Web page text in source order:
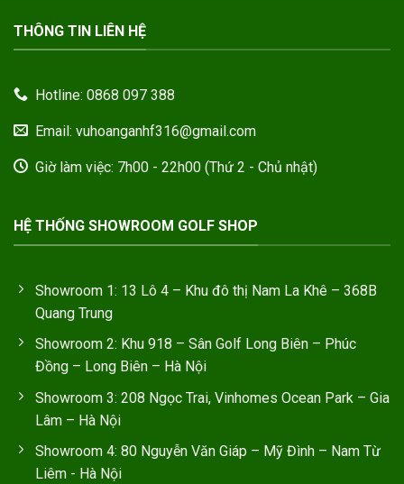
THÔNG TIN LIÊN HỆ
Hotline: 0868 097 388
Email: vuhoanganhf316@gmail.com
Giờ làm việc: 7h00 - 22h00 (Thứ 2 - Chủ nhật)
HỆ THỐNG SHOWROOM GOLF SHOP
Showroom 1: 13 Lô 4 – Khu đô thị Nam La Khê – 368B
Quang Trung
Showroom 2: Khu 918 – Sân Golf Long Biên – Phúc
Đồng – Long Biên – Hà Nội
Showroom 3: 208 Ngọc Trai, Vinhomes Ocean Park – Gia
Lâm – Hà Nội
Showroom 4: 80 Nguyễn Văn Giáp – Mỹ Đình – Nam Từ
Liêm - Hà Nội